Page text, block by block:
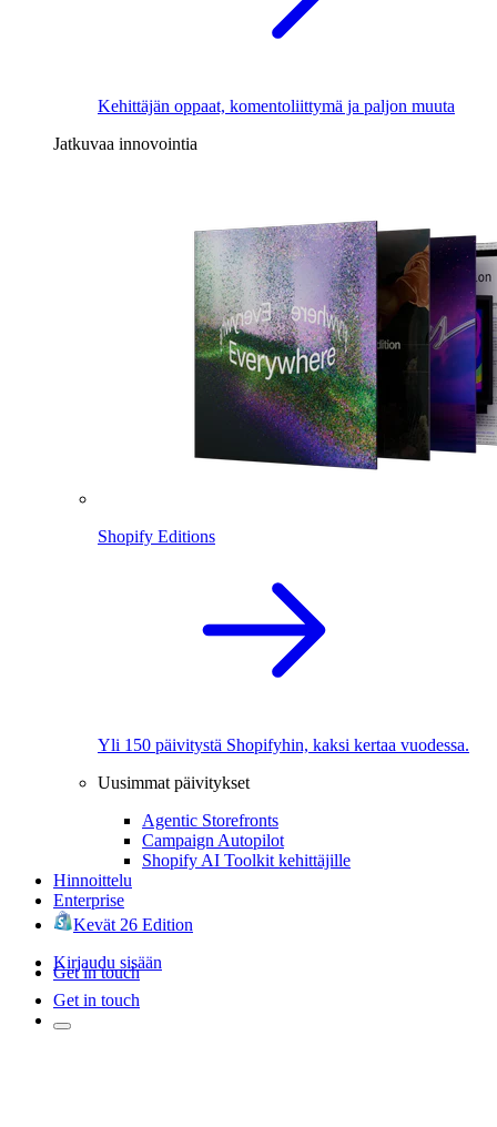
Kehittäjän oppaat, komentoliittymä ja paljon muuta
Jatkuvaa innovointia
Shopify Editions
Yli 150 päivitystä Shopifyhin, kaksi kertaa vuodessa.
Uusimmat päivitykset
Agentic Storefronts
Campaign Autopilot
Shopify AI Toolkit kehittäjille
Hinnoittelu
Enterprise
Kevät 26 Edition
Kirjaudu sisään
Get in touch
Get in touch